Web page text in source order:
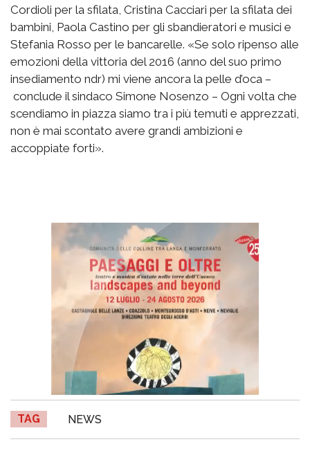
Cordioli per la sfilata, Cristina Cacciari per la sfilata dei
bambini, Paola Castino per gli sbandieratori e musici e
Stefania Rosso per le bancarelle. «Se solo ripenso alle
emozioni della vittoria del 2016 (anno del suo primo
insediamento ndr) mi viene ancora la pelle d’oca –
conclude il sindaco Simone Nosenzo – Ogni volta che
scendiamo in piazza siamo tra i più temuti e apprezzati,
non è mai scontato avere grandi ambizioni e
accoppiate forti».
TAG NEWS